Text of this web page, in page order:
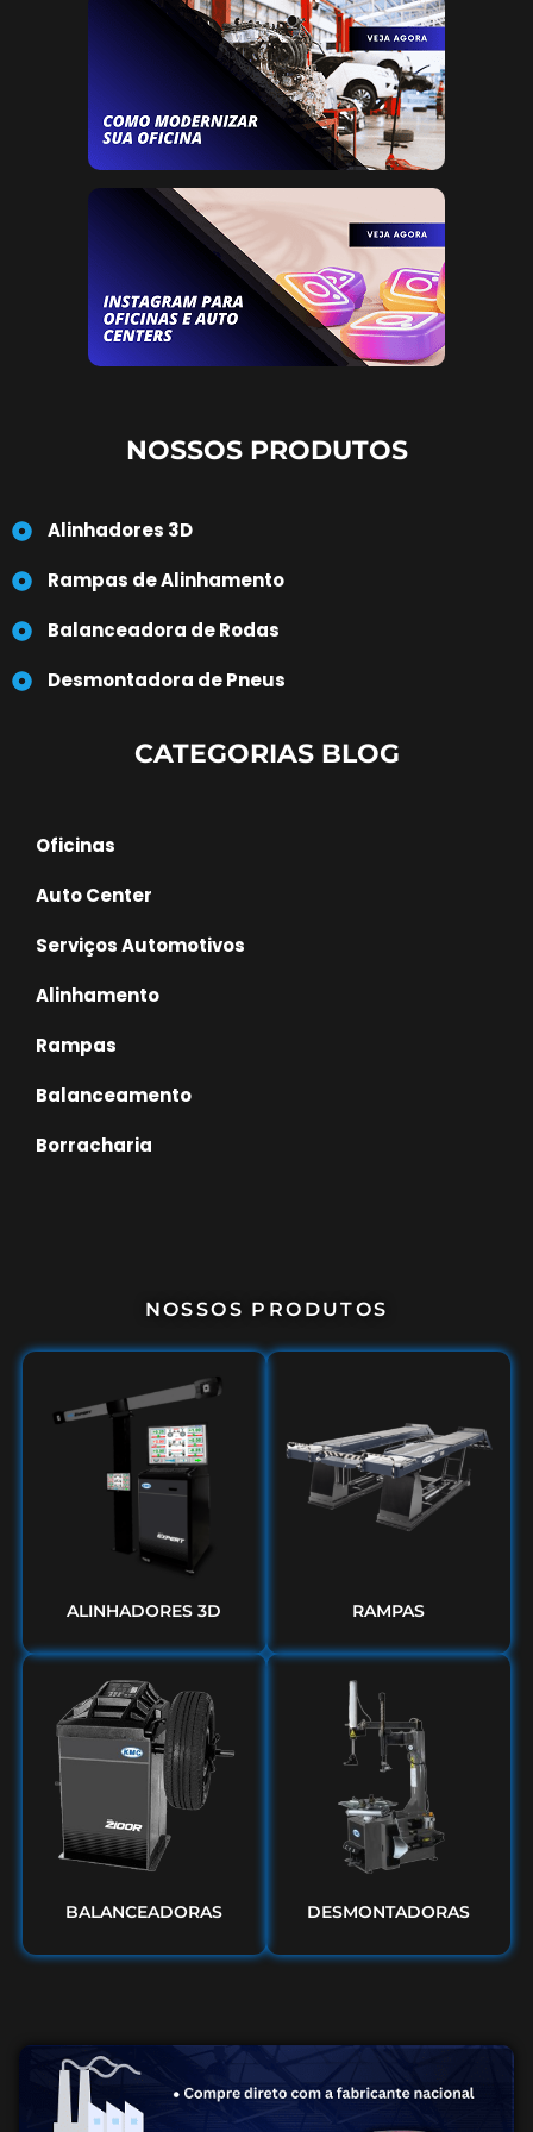
NOSSOS PRODUTOS
Alinhadores 3D
Rampas de Alinhamento
Balanceadora de Rodas
Desmontadora de Pneus
CATEGORIAS BLOG
Oficinas
Auto Center
Serviços Automotivos
Alinhamento
Rampas
Balanceamento
Borracharia
NOSSOS PRODUTOS
ALINHADORES 3D RAMPAS
BALANCEADORAS DESMONTADORAS